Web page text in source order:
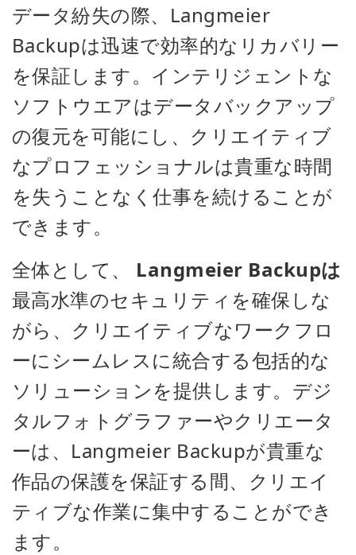
データ紛失の際、Langmeier
Backupは迅速で効率的なリカバリー
を保証します。インテリジェントな
ソフトウエアはデータバックアップ
の復元を可能にし、クリエイティブ
なプロフェッショナルは貴重な時間
を失うことなく仕事を続けることが
できます。
全体として、
Langmeier Backupは
最高水準のセキュリティを確保しな
がら、クリエイティブなワークフロ
ーにシームレスに統合する包括的な
ソリューションを提供します。デジ
タルフォトグラファーやクリエータ
ーは、Langmeier Backupが貴重な
作品の保護を保証する間、クリエイ
ティブな作業に集中することができ
ます。